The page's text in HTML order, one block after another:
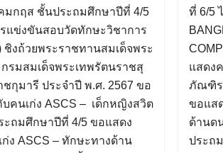
มกฤส ชั้นประถมศึกษาปีที่ 4/5
รแข่งขันสอบวัดทักษะวิชาการ
ชิงถ้วยพระราชทานสมเด็จพระ
รมสมเด็จพระเทพรัตนราชสุ
กุมารี ประจำปี พ.ศ. 2567 ขอ
คนเก่ง ASCS – เด็กหญิงสวิต
ถมศึกษาปีที่ 4/5 ขอแสดง
ง ASCS – ทักษะทางด้าน
ที่ 6/5
แสดง
ภัณฑิร
ขอแส
ด้านด
ประถ